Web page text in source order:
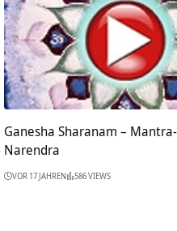
Ganesha Sharanam –
Narendra
VOR 17 JAHREN 586 VIEWS